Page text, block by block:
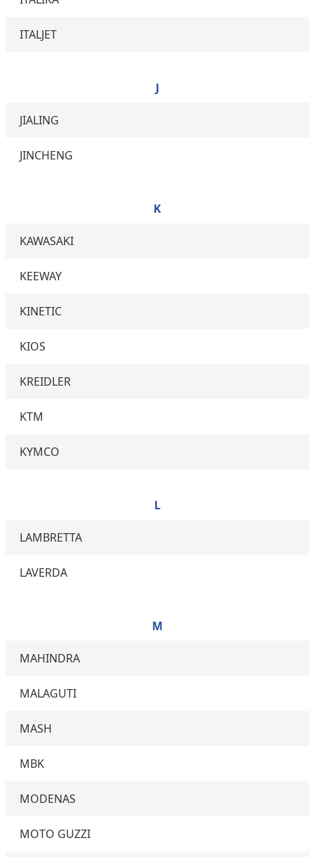
ITALJET
J
JIALING
JINCHENG
K
KAWASAKI
KEEWAY
KINETIC
KIOS
KREIDLER
KTM
KYMCO
L
LAMBRETTA
LAVERDA
M
MAHINDRA
MALAGUTI
MASH
MBK
MODENAS
MOTO GUZZI